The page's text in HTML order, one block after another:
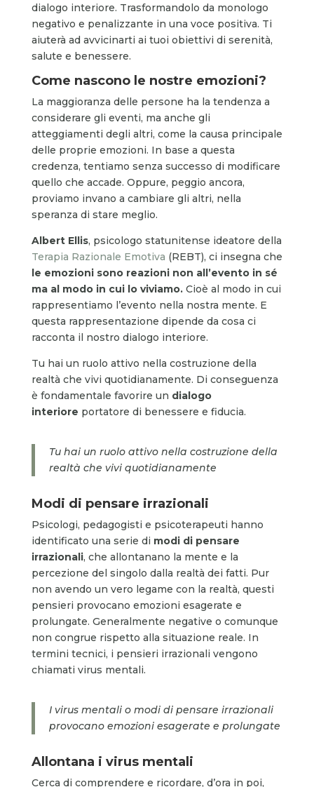
dialogo interiore. Trasformandolo da monologo
negativo e penalizzante in una voce positiva. Ti
aiuterà ad avvicinarti ai tuoi obiettivi di serenità,
salute e benessere.
Come nascono le nostre emozioni?
La maggioranza delle persone ha la tendenza a
considerare gli eventi, ma anche gli
atteggiamenti degli altri, come la causa principale
delle proprie emozioni. In base a questa
credenza, tentiamo senza successo di modificare
quello che accade. Oppure, peggio ancora,
proviamo invano a cambiare gli altri, nella
speranza di stare meglio.
Albert Ellis, psicologo statunitense ideatore della
Terapia Razionale Emotiva (REBT), ci insegna che
le emozioni sono reazioni non all’evento in sé
ma al modo in cui lo viviamo. Cioè al modo in cui
rappresentiamo l’evento nella nostra mente. E
questa rappresentazione dipende da cosa ci
racconta il nostro dialogo interiore.
Tu hai un ruolo attivo nella costruzione della
realtà che vivi quotidianamente. Di conseguenza
è fondamentale favorire un dialogo
interiore portatore di benessere e fiducia.
Tu hai un ruolo attivo nella costruzione della
realtà che vivi quotidianamente
Modi di pensare irrazionali
Psicologi, pedagogisti e psicoterapeuti hanno
identificato una serie di modi di pensare
irrazionali, che allontanano la mente e la
percezione del singolo dalla realtà dei fatti. Pur
non avendo un vero legame con la realtà, questi
pensieri provocano emozioni esagerate e
prolungate. Generalmente negative o comunque
non congrue rispetto alla situazione reale. In
termini tecnici, i pensieri irrazionali vengono
chiamati virus mentali.
I virus mentali o modi di pensare irrazionali
provocano emozioni esagerate e prolungate
Allontana i virus mentali
Cerca di comprendere e ricordare, d’ora in poi,